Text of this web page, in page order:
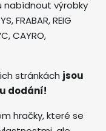
výrobky
FRABAR, REIG
CAYRO,
stránkách jsou
dodání!
hračky, které se